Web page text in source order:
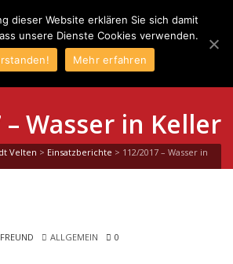
– Wasser in Keller
Velten > Einsatzberichte > 112/2017 – Wasser in
ALLGEMEIN 0
dieser Website erklären Sie sich damit
unsere Dienste Cookies verwenden.
Mehr erfahren